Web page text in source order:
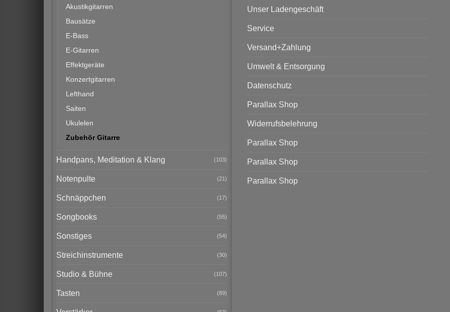
Akustikgitarren
Bausätze
E-Bass
E-Gitarren
Effektgeräte
Konzertgitarren
Lefthand
Saiten
Ukulelen
Zubehör Gitarre
Handpans, Meditation & Klang (103)
Notenpulte (21)
Schnäppchen (17)
Songbooks (55)
Sonstiges (54)
Streichinstrumente (30)
Studio & Bühne (107)
Tasten (89)
Unser Ladengeschäft
Service
Versand+Zahlung
Umwelt & Entsorgung
Datenschutz
Parallax Shop
Widerrufsbelehrung
Parallax Shop
Parallax Shop
Parallax Shop